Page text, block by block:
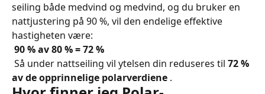
seiling både medvind og medvind, og du bruker en
nattjustering på 90 %, vil den endelige effektive
hastigheten være:
90 % av 80 % = 72 %
Så under nattseiling vil ytelsen din reduseres til 72 %
av de opprinnelige polarverdiene .